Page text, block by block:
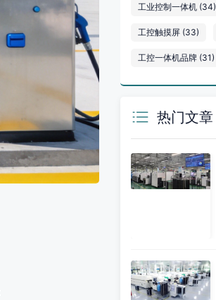
工业控制一体机(34)
工控触摸屏(33)
工控一体机品牌(31)
热门文章